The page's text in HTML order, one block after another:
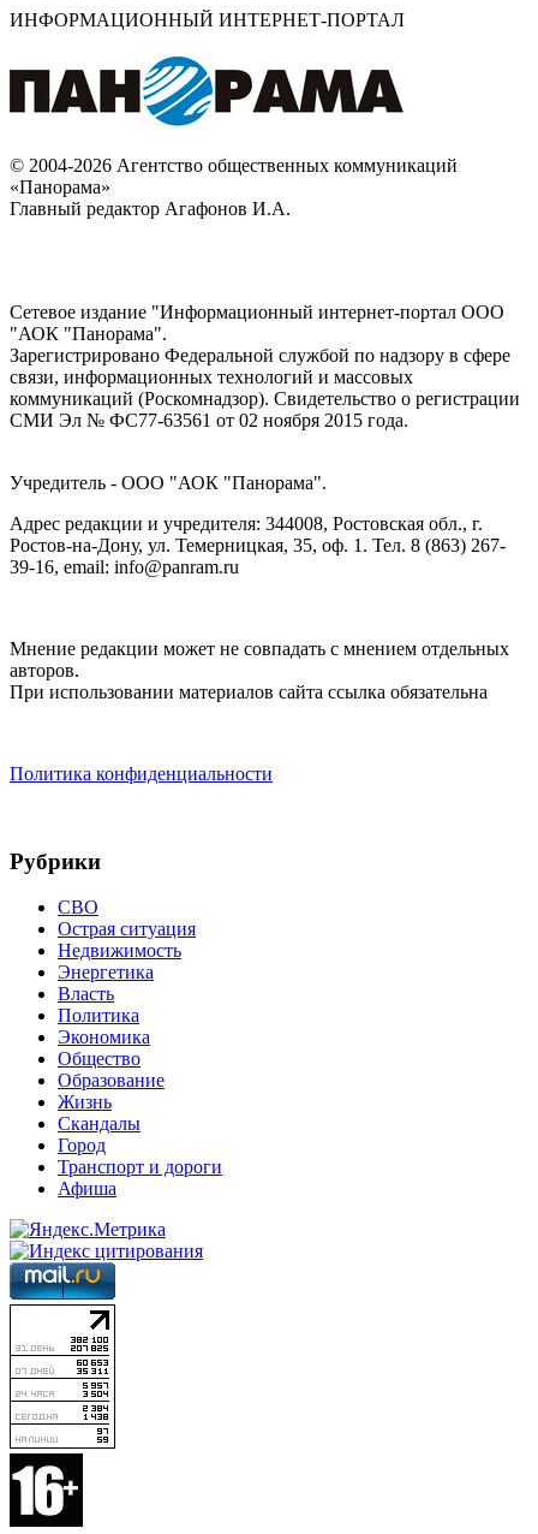
ИНФОРМАЦИОННЫЙ ИНТЕРНЕТ-ПОРТАЛ
© 2004-2026 Агентство общественных коммуникаций
«Панорама»
Главный редактор Агафонов И.А.
Сетевое издание "Информационный интернет-портал ООО
"АОК "Панорама".
Зарегистрировано Федеральной службой по надзору в сфере
связи, информационных технологий и массовых
коммуникаций (Роскомнадзор). Cвидетельство о регистрации
СМИ Эл № ФС77-63561 от 02 ноября 2015 года.
Учредитель - ООО "АОК "Панорама".
Адрес редакции и учредителя: 344008, Ростовская обл., г.
Ростов-на-Дону, ул. Темерницкая, 35, оф. 1. Тел. 8 (863) 267-
39-16, email: info@panram.ru
Мнение редакции может не совпадать с мнением отдельных
авторов.
При использовании материалов сайта ссылка обязательна
Политика конфиденциальности
Рубрики
СВО
Острая ситуация
Недвижимость
Энергетика
Власть
Политика
Экономика
Общество
Образование
Жизнь
Скандалы
Город
Транспорт и дороги
Афиша